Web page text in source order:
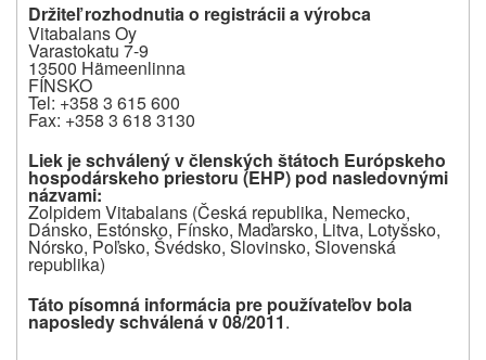
Držiteľ rozhodnutia o registrácii a výrobca
Vitabalans Oy
Varastokatu 7-9
13500 Hämeenlinna
FÍNSKO
Tel: +358 3 615 600
Fax: +358 3 618 3130
Liek je schválený včlenských štátoch Európskeho
hospodárskeho priestoru (EHP) pod nasledovnými
názvami:
Zolpidem Vitabalans (Česká republika, Nemecko,
Dánsko, Estónsko, Fínsko, Maďarsko, Litva, Lotyšsko,
Nórsko, Poľsko, Švédsko, Slovinsko, Slovenská
republika)
Táto písomná informácia pre používateľov bola
naposledy schválená v 08/2011.